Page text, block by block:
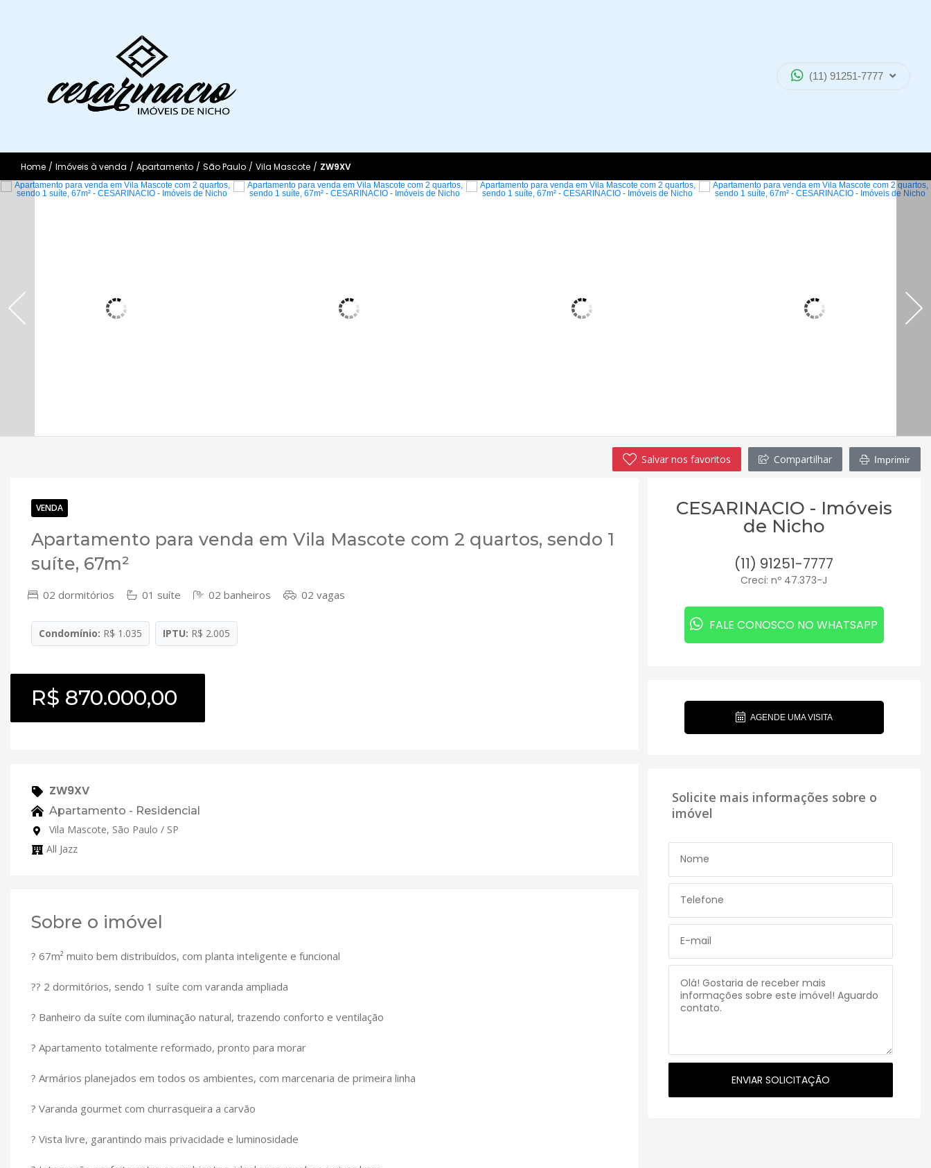
(11) 91251-7777
Home / Imóveis à venda / Apartamento / São Paulo / Vila Mascote / ZW9XV
Salvar nos favoritos Compartilhar Imprimir
VENDA
Apartamento para venda em Vila Mascote com 2 quartos, sendo 1
suíte, 67m²
02 dormitórios 01 suíte 02 banheiros 02 vagas
Condomínio: R$ 1.035 IPTU: R$ 2.005
R$ 870.000,00
ZW9XV
Apartamento - Residencial
Vila Mascote, São Paulo / SP
All Jazz
Sobre o imóvel
? 67m² muito bem distribuídos, com planta inteligente e funcional
?? 2 dormitórios, sendo 1 suíte com varanda ampliada
? Banheiro da suíte com iluminação natural, trazendo conforto e ventilação
? Apartamento totalmente reformado, pronto para morar
? Armários planejados em todos os ambientes, com marcenaria de primeira linha
? Varanda gourmet com churrasqueira a carvão
? Vista livre, garantindo mais privacidade e luminosidade
CESARINACIO - Imóveis
de Nicho
(11) 91251-7777
Creci: nº 47.373-J
FALE CONOSCO NO WHATSAPP
AGENDE UMA VISITA
Solicite mais informações sobre o
imóvel